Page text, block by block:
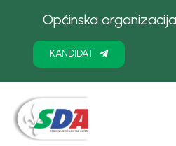
Općinska
KANDIDATI